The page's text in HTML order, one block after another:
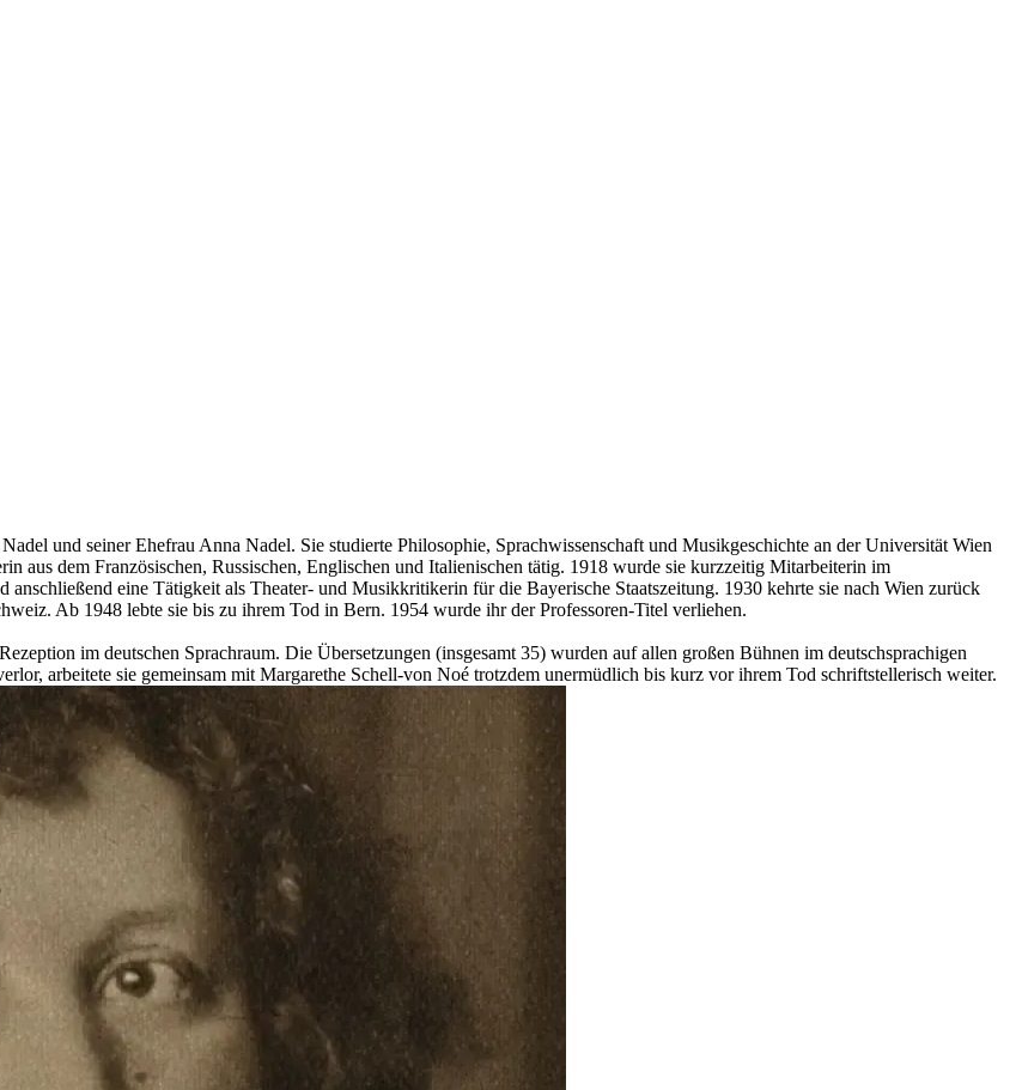
und seiner Ehefrau Anna Nadel. Sie studierte Philosophie, Sprachwissenschaft und Musikgeschichte an der Universität Wien
aus dem Französischen, Russischen, Englischen und Italienischen tätig. 1918 wurde sie kurzzeitig Mitarbeiterin im
eine Tätigkeit als Theater- und Musikkritikerin für die Bayerische Staatszeitung. 1930 kehrte sie nach Wien zurück
Ab 1948 lebte sie bis zu ihrem Tod in Bern. 1954 wurde ihr der Professoren-Titel verliehen.
im deutschen Sprachraum. Die Übersetzungen (insgesamt 35) wurden auf allen großen Bühnen im deutschsprachigen
arbeitete sie gemeinsam mit Margarethe Schell-von Noé trotzdem unermüdlich bis kurz vor ihrem Tod schriftstellerisch weiter.